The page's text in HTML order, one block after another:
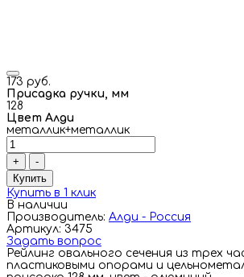
173 руб.
Присадка ручки, мм
128
Цвет Алди
металлик+металлик
+
-
Купить
Купить в 1 клик
В наличии
Производитель: Алди - Россия
Артикул: 3475
Задать вопрос
Рейлинг овального сечения из трех
пластиковыми опорами и